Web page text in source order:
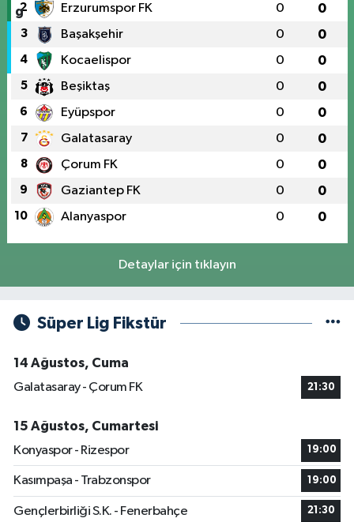
2 Erzurumspor FK 0 0
3 Başakşehir 0 0
4 Kocaelispor 0 0
5 Beşiktaş 0 0
6 Eyüpspor 0 0
7 Galatasaray 0 0
8 Çorum FK 0 0
9 Gaziantep FK 0 0
10 Alanyaspor 0 0
Detaylar için tıklayın
Süper Lig Fikstür
14 Ağustos, Cuma
Galatasaray - Çorum FK
21:30
15 Ağustos, Cumartesi
Konyaspor - Rizespor
19:00
Kasımpaşa - Trabzonspor 19:00
Gençlerbirliği S.K. - Fenerbahçe 21:30